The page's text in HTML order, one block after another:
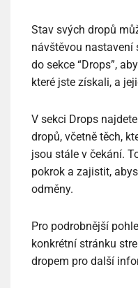
Stav svých dropů
návštěvou nastavení
do sekce “Drops”,
které jste získali, a
V sekci Drops
dropů, včetně těch,
jsou stále v čekání.
pokrok a zajistit,
odměny.
Pro podrobnější
konkrétní stránku
dropem pro další